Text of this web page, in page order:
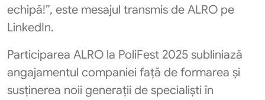
echipă!”, este mesajul transmis de ALRO pe
LinkedIn.
Participarea ALRO la PoliFest 2025 subliniază
angajamentul companiei față de formarea și
susținerea noii generații de specialiști în